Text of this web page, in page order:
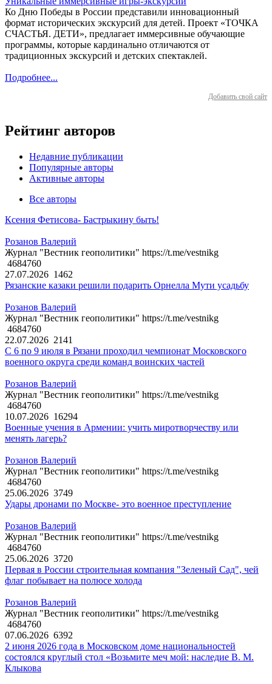
Ко Дню Победы в России представили инновационный
формат исторических экскурсий для детей. Проект «ТОЧКА
СЧАСТЬЯ. ДЕТИ», предлагает иммерсивные обучающие
программы, которые кардинально отличаются от
традиционных экскурсий и детских спектаклей.
Подробнее...
Добавить свой сайт
Рейтинг авторов
Недавние публикации
Популярные авторы
Активные авторы
Все авторы
Ксения Фетисова- Бастрыкину быть!
Розанов Валерий
Журнал "Вестник геополитики" https://t.me/vestnikg
4684760
27.07.2026 1462
Рязанские казаки решили подарить Орнелла Мути усадьбу
Розанов Валерий
Журнал "Вестник геополитики" https://t.me/vestnikg
4684760
22.07.2026 2141
С 6 по 9 июля в Рязани проходил чемпионат Московского
военного округа среди команд воинских частей
Розанов Валерий
Журнал "Вестник геополитики" https://t.me/vestnikg
4684760
10.07.2026 16294
Военные учения в Армении: учить миротворчеству или
менять лагерь?
Розанов Валерий
Журнал "Вестник геополитики" https://t.me/vestnikg
4684760
25.06.2026 3749
Удары дронами по Москве- это военное преступление
Розанов Валерий
Журнал "Вестник геополитики" https://t.me/vestnikg
4684760
25.06.2026 3720
Первая в России строительная компания "Зеленый Сад", чей
флаг побывает на полюсе холода
Розанов Валерий
Журнал "Вестник геополитики" https://t.me/vestnikg
4684760
07.06.2026 6392
2 июня 2026 года в Московском доме национальностей
состоялся круглый стол «Возьмите меч мой: наследие В. М.
Клыкова